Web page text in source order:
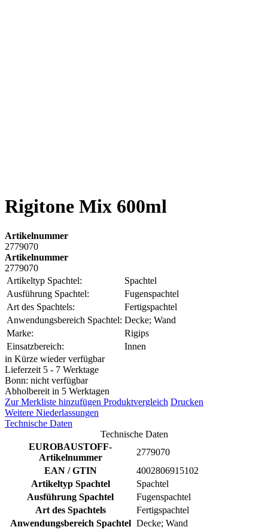
Rigitone Mix 600ml
Artikelnummer
2779070
Artikelnummer
2779070
Artikeltyp Spachtel:
Spachtel
Ausführung Spachtel:
Fugenspachtel
Art des Spachtels:
Fertigspachtel
Anwendungsbereich Spachtel: Decke; Wand
Marke:
Rigips
Einsatzbereich:
Innen
in Kürze wieder verfügbar
Lieferzeit 5 - 7 Werktage
Bonn: nicht verfügbar
Abholbereit in 5 Werktagen
Zur Merkliste hinzufügen Produktvergleich Drucken
Weitere Niederlassungen
Technische Daten
Technische Daten
EUROBAUSTOFF-
Artikelnummer
2779070
EAN / GTIN
4002806915102
Artikeltyp Spachtel
Spachtel
Ausführung Spachtel
Fugenspachtel
Art des Spachtels
Fertigspachtel
Anwendungsbereich Spachtel Decke; Wand